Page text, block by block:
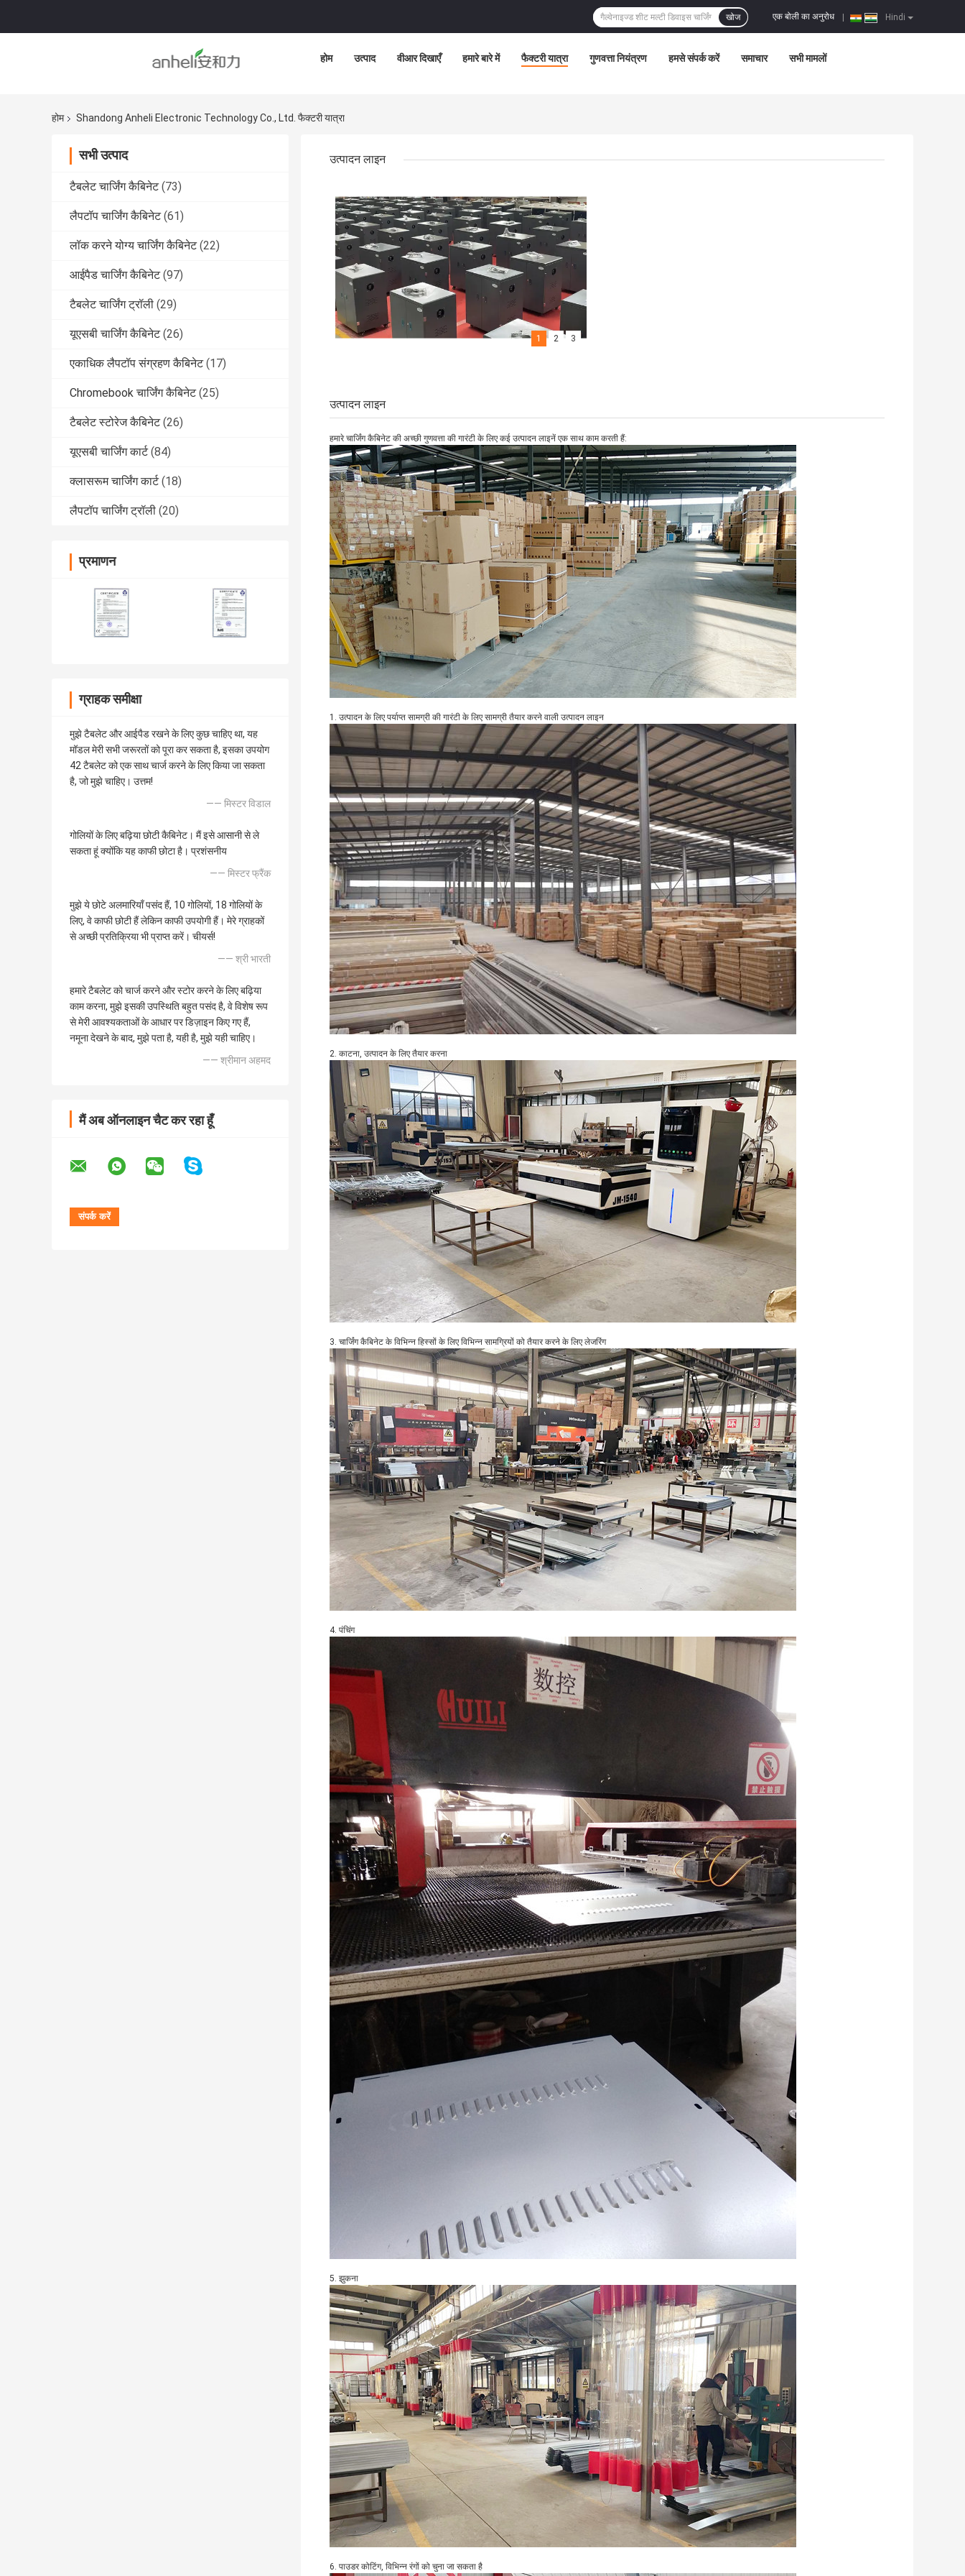
Hindi
एक बोली का अनुरोध
खोज
होम उत्पाद वीआर दिखाएँ हमारे बारे में फैक्टरी यात्रा गुणवत्ता नियंत्रण हमसे संपर्क करें समाचार सभी मामलों
होम Shandong Anheli Electronic Technology Co., Ltd. फैक्टरी यात्रा
सभी उत्पाद
टैबलेट चार्जिंग कैबिनेट (73)
लैपटॉप चार्जिंग कैबिनेट (61)
लॉक करने योग्य चार्जिंग कैबिनेट (22)
आईपैड चार्जिंग कैबिनेट (97)
टैबलेट चार्जिंग ट्रॉली (29)
यूएसबी चार्जिंग कैबिनेट (26)
एकाधिक लैपटॉप संग्रहण कैबिनेट (17)
Chromebook चार्जिंग कैबिनेट (25)
टैबलेट स्टोरेज कैबिनेट (26)
यूएसबी चार्जिंग कार्ट (84)
क्लासरूम चार्जिंग कार्ट (18)
लैपटॉप चार्जिंग ट्रॉली (20)
प्रमाणन
ग्राहक समीक्षा
मुझे टैबलेट और आईपैड रखने के लिए कुछ चाहिए था, यह
मॉडल मेरी सभी जरूरतों को पूरा कर सकता है, इसका उपयोग
42 टैबलेट को एक साथ चार्ज करने के लिए किया जा सकता
है, जो मुझे चाहिए। उत्तम!
—— मिस्टर विडाल
गोलियों के लिए बढ़िया छोटी कैबिनेट। मैं इसे आसानी से ले
सकता हूं क्योंकि यह काफी छोटा है। प्रशंसनीय
—— मिस्टर फ्रैंक
मुझे ये छोटे अलमारियाँ पसंद हैं, 10 गोलियों, 18 गोलियों के
लिए, वे काफी छोटी हैं लेकिन काफी उपयोगी हैं। मेरे ग्राहकों
से अच्छी प्रतिक्रिया भी प्राप्त करें। चीयर्स!
—— श्री भारती
हमारे टैबलेट को चार्ज करने और स्टोर करने के लिए बढ़िया
काम करना, मुझे इसकी उपस्थिति बहुत पसंद है, वे विशेष रूप
से मेरी आवश्यकताओं के आधार पर डिज़ाइन किए गए हैं,
नमूना देखने के बाद, मुझे पता है, यही है, मुझे यही चाहिए।
—— श्रीमान अहमद
मैं अब ऑनलाइन चैट कर रहा हूँ
उत्पादन लाइन
1 2 3
उत्पादन लाइन
हमारे चार्जिंग कैबिनेट की अच्छी गुणवत्ता की गारंटी के लिए कई उत्पादन लाइनें एक साथ काम करती हैं:
1. उत्पादन के लिए पर्याप्त सामग्री की गारंटी के लिए सामग्री तैयार करने वाली उत्पादन लाइन
2. काटना, उत्पादन के लिए तैयार करना
3. चार्जिंग कैबिनेट के विभिन्न हिस्सों के लिए विभिन्न सामग्रियों को तैयार करने के लिए लेजरिंग
4. पंचिंग
5. झुकना
6. पाउडर कोटिंग, विभिन्न रंगों को चुना जा सकता है